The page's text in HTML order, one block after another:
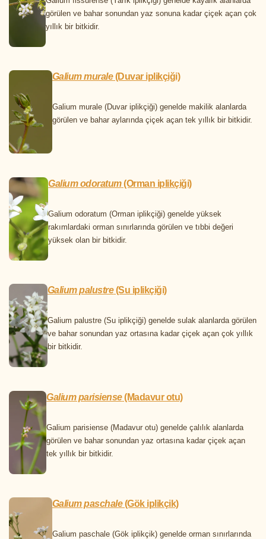
görülen ve bahar sonundan yaz sonuna kadar çiçek açan çok
yıllık bir bitkidir.
Galium murale(Duvar iplikçiği)
Galium murale (Duvar iplikçiği) genelde makilik alanlarda
görülen ve bahar aylarında çiçek açan tek yıllık bir bitkidir.
Galium odoratum(Orman iplikçiği)
Galium odoratum (Orman iplikçiği) genelde yüksek
rakımlardaki orman sınırlarında görülen ve tıbbi değeri
yüksek olan bir bitkidir.
Galium palustre(Su iplikçiği)
Galium palustre (Su iplikçiği) genelde sulak alanlarda görülen
ve bahar sonundan yaz ortasına kadar çiçek açan çok yıllık
bir bitkidir.
Galium parisiense(Madavur otu)
Galium parisiense (Madavur otu) genelde çalılık alanlarda
görülen ve bahar sonundan yaz ortasına kadar çiçek açan
tek yıllık bir bitkidir.
Galium paschale(Gök iplikçik)
Galium paschale (Gök iplikçik) genelde orman sınırlarında